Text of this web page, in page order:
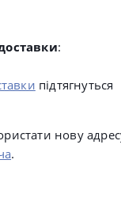
:
підтягнуться
нову
.